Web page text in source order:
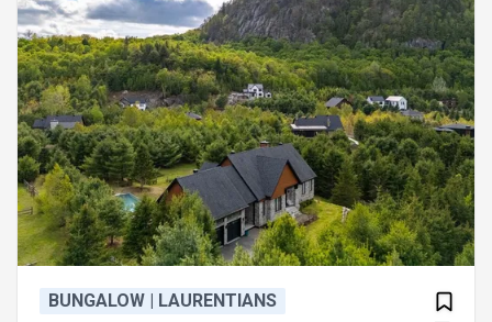
BUNGALOW | LAURENTIANS